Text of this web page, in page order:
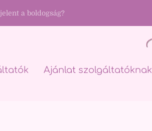
a boldogság?
Ajánlat szolgáltatóknak